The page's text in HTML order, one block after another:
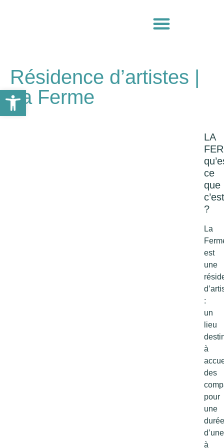
Résidence d’artistes |
La Ferme
LA
ce
que
c’est
?
La
est
une
:
un
lieu
à
des
pour
une
durée
d’une
à
Ouvrir la barre d’outils